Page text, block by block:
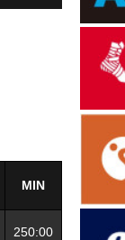
MIN
250:00